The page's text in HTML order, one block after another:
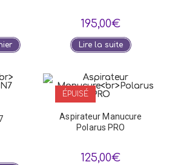
195,00€
Lire la suite
ÉPUISÉ
Aspirateur Manucure
Polarus PRO
125,00€